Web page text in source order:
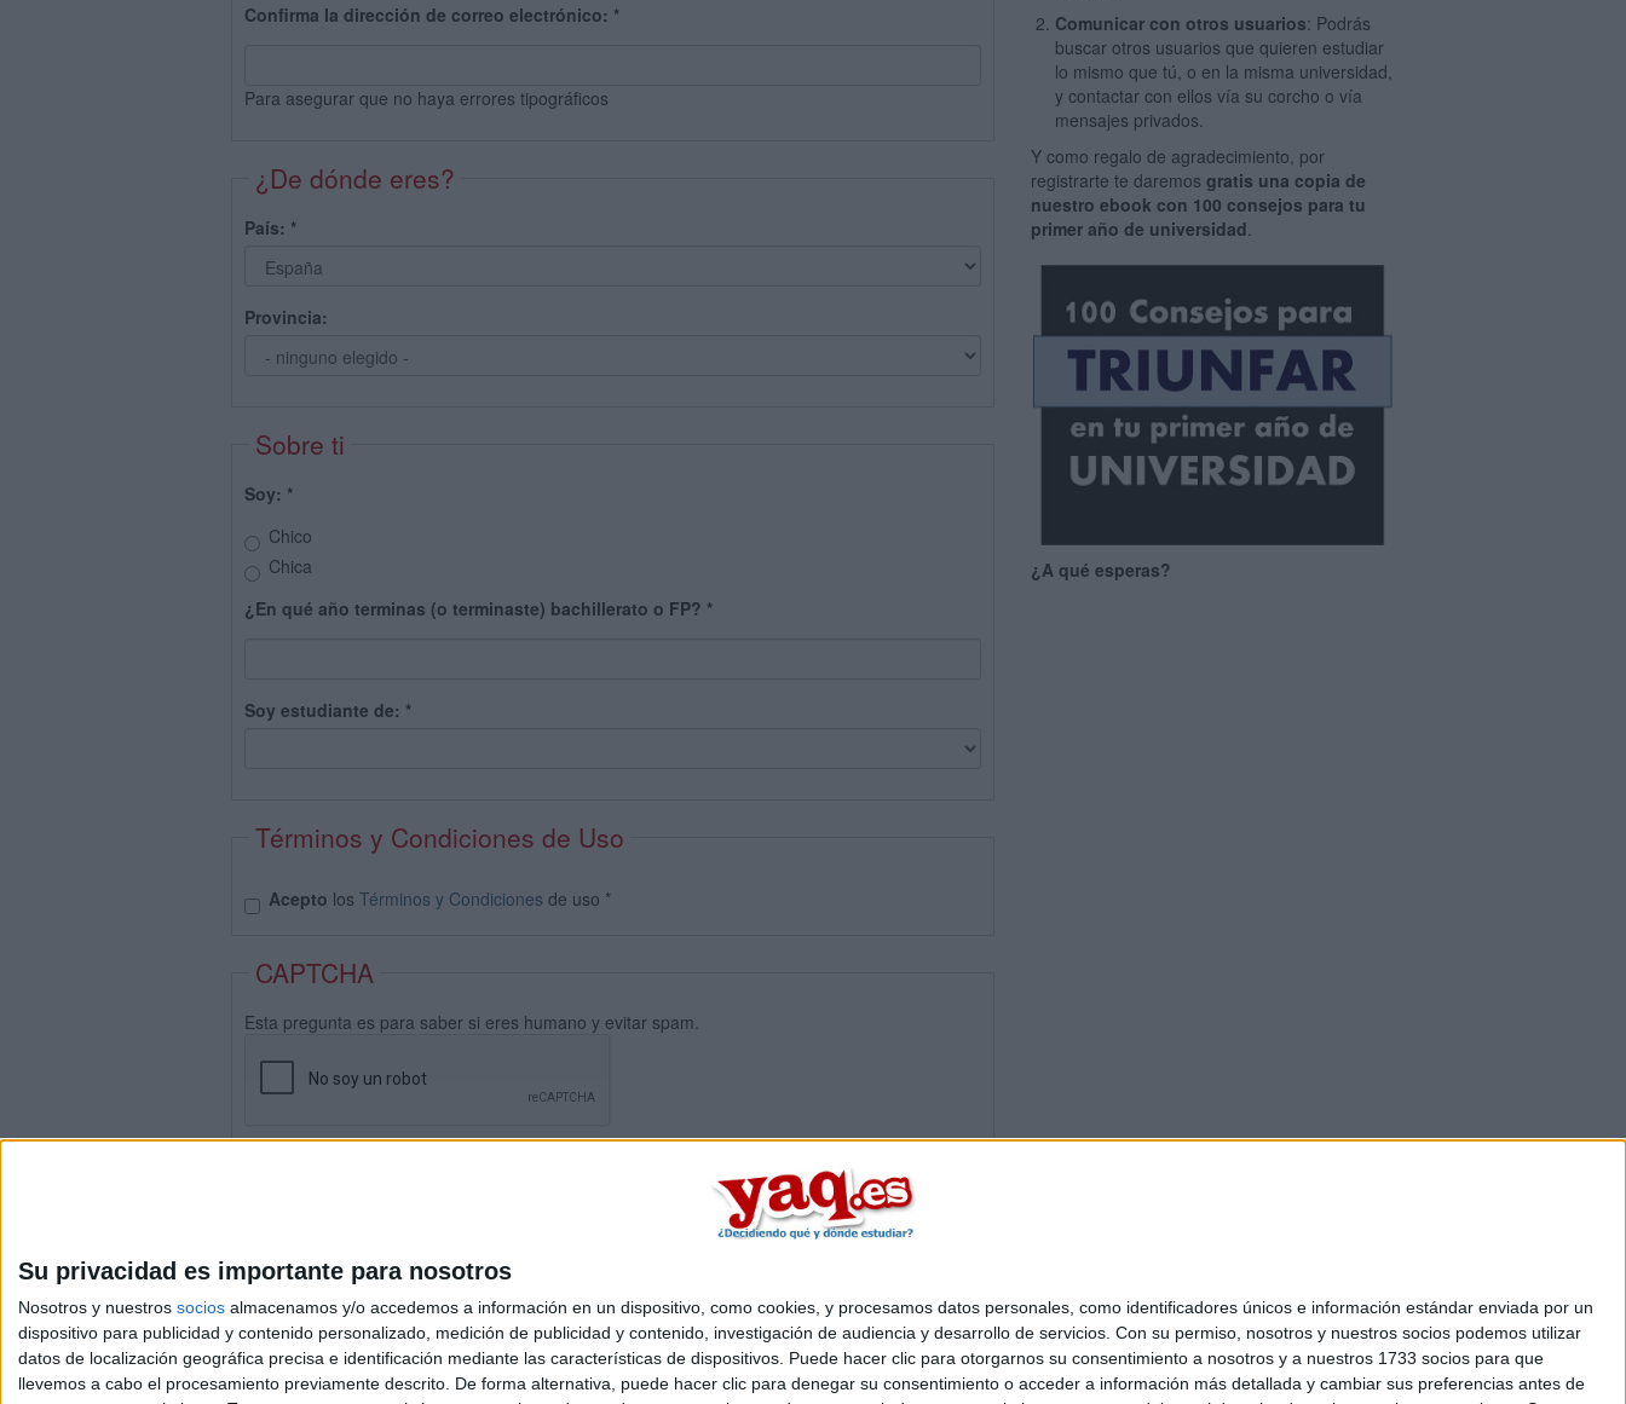
Su privacidad es importante para nosotros
Nosotros y nuestros socios almacenamos y/o accedemos a información en un dispositivo, como cookies, y procesamos datos personales, como identificadores únicos e información estándar enviada por un
dispositivo para publicidad y contenido personalizado, medición de publicidad y contenido, investigación de audiencia y desarrollo de servicios. Con su permiso, nosotros y nuestros socios podemos utilizar
datos de localización geográfica precisa e identificación mediante las características de dispositivos. Puede hacer clic para otorgarnos su consentimiento a nosotros y a nuestros 1733 socios para que
llevemos a cabo el procesamiento previamente descrito. De forma alternativa, puede hacer clic para denegar su consentimiento o acceder a información más detallada y cambiar sus preferencias antes de
Confirma la dirección de correo electrónico: *
Para asegurar que no haya errores tipográficos
¿De dónde eres?
País: *
Provincia:
Sobre ti
Soy: *
Chico
Chica
¿En qué año terminas (o terminaste) bachillerato o FP? *
Soy estudiante de: *
Términos y Condiciones de Uso
Acepto los Términos y Condiciones de uso *
CAPTCHA
Esta pregunta es para saber si eres humano y evitar spam.
Comunicar con otros usuarios: Podrás
buscar otros usuarios que quieren estudiar
lo mismo que tú, o en la misma universidad,
y contactar con ellos vía su corcho o vía
mensajes privados.
Y como regalo de agradecimiento, por
registrarte te daremosgratis una copia de
nuestro ebook con 100 consejos para tu
primer año de universidad.
¿A qué esperas?
Quiénes somos |Contactar| Anúnciate
Aviso legal|Politica de privacidad|Condiciones generales|Política de cookies